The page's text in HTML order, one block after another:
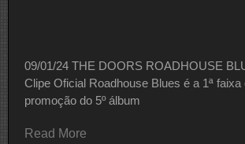
09/01/24 THE DOORS ROADHOUSE
Clipe Oficial Roadhouse Blues é a 1ª faixa
promoção do 5º álbum
Read More